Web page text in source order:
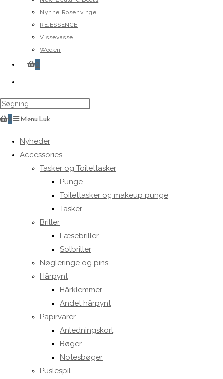
Nynne Rosenvinge
RE.ESSENCE
Vissevasse
Woden
0
website
search
0 MenuLuk
Nyheder
Accessories
Tasker og Toilettasker
Punge
Toilettasker og makeup punge
Tasker
Briller
Læsebriller
Solbriller
Nøgleringe og pins
Hårpynt
Hårklemmer
Andet hårpynt
Papirvarer
Anledningskort
Bøger
Notesbøger
Puslespil